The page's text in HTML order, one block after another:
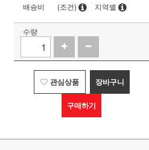
배송비
(조건) 지역별
수량
관심상품 장바구니
구매하기